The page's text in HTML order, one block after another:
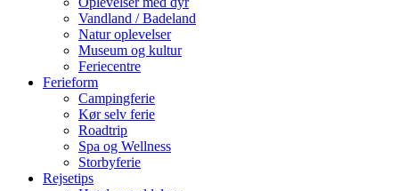
Vandland / Badeland
Natur oplevelser
Museum og kultur
Feriecentre
Ferieform
Campingferie
Kør selv ferie
Roadtrip
Spa og Wellness
Storbyferie
Rejsetips